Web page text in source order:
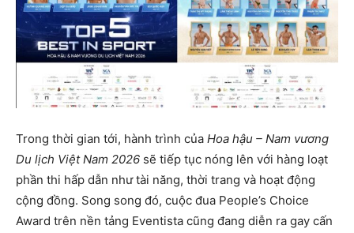
Trong thời gian tới, hành trình của Hoa hậu – Nam vương
Du lịch Việt Nam 2026 sẽ tiếp tục nóng lên với hàng loạt
phần thi hấp dẫn như tài năng, thời trang và hoạt động
cộng đồng. Song song đó, cuộc đua People’s Choice
Award trên nền tảng Eventista cũng đang diễn ra gay cấn